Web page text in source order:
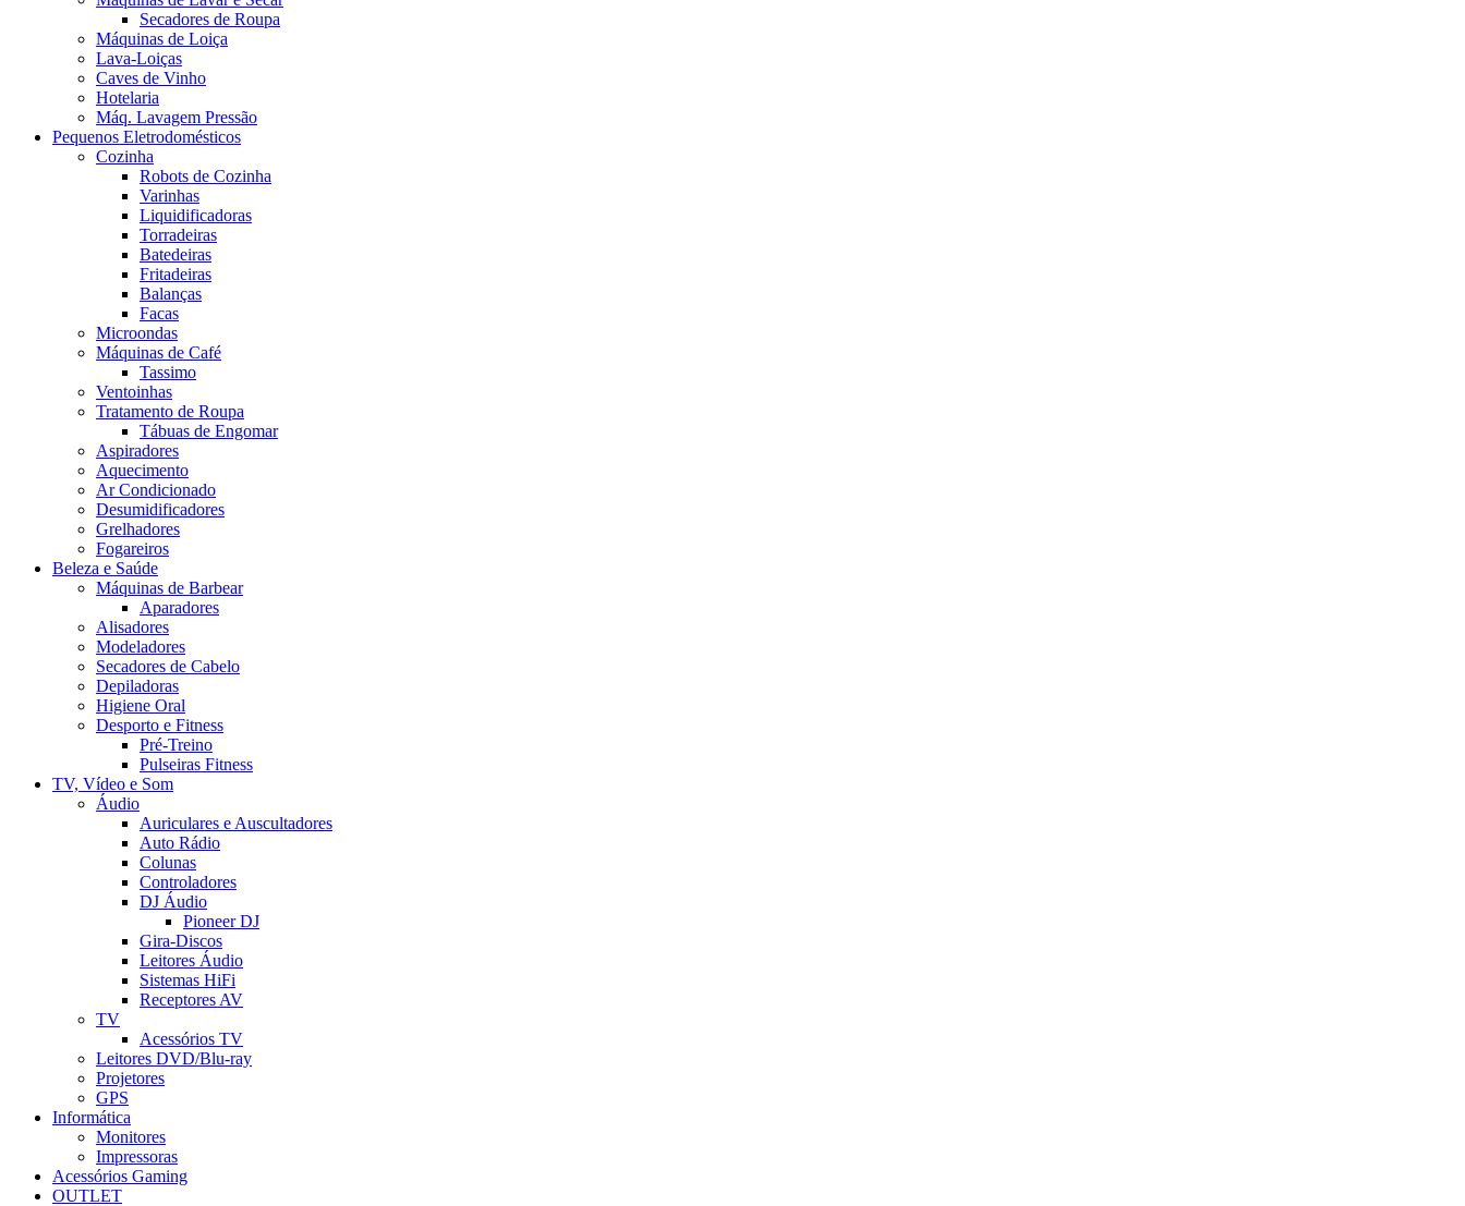
Secadores de Roupa
Máquinas de Loiça
Lava-Loiças
Caves de Vinho
Hotelaria
Máq. Lavagem Pressão
Pequenos Eletrodomésticos
Cozinha
Robots de Cozinha
Varinhas
Liquidificadoras
Torradeiras
Batedeiras
Fritadeiras
Balanças
Facas
Microondas
Máquinas de Café
Tassimo
Ventoinhas
Tratamento de Roupa
Tábuas de Engomar
Aspiradores
Aquecimento
Ar Condicionado
Desumidificadores
Grelhadores
Fogareiros
Beleza e Saúde
Máquinas de Barbear
Aparadores
Alisadores
Modeladores
Secadores de Cabelo
Depiladoras
Higiene Oral
Desporto e Fitness
Pré-Treino
Pulseiras Fitness
TV, Vídeo e Som
Áudio
Auriculares e Auscultadores
Auto Rádio
Colunas
Controladores
DJ Áudio
Pioneer DJ
Gira-Discos
Leitores Áudio
Sistemas HiFi
Receptores AV
TV
Acessórios TV
Leitores DVD/Blu-ray
Projetores
GPS
Informática
Monitores
Impressoras
Acessórios Gaming
OUTLET